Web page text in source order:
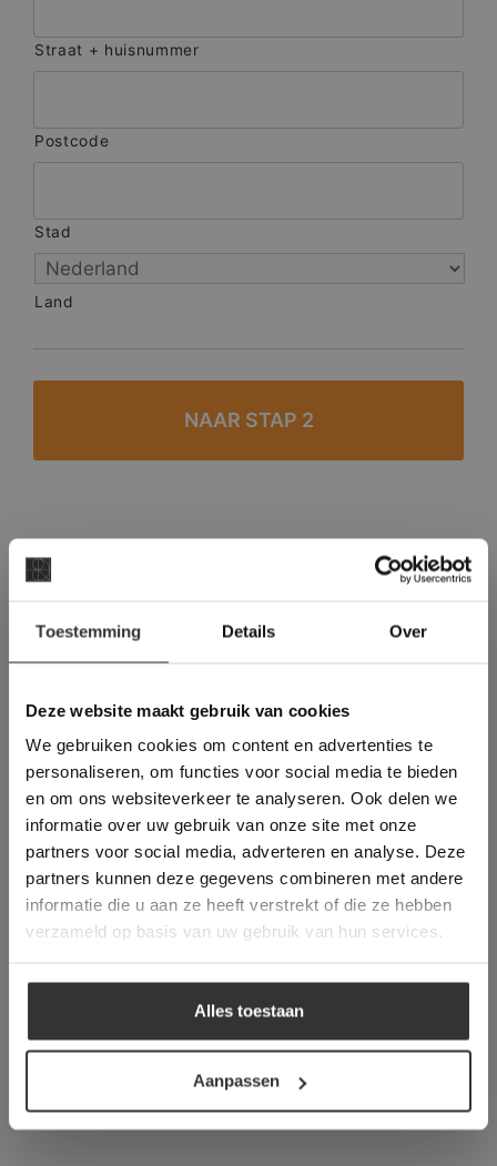
Toestemming Details Over
Deze website maakt gebruik van cookies
We gebruiken cookies om content en advertenties te
personaliseren, om functies voor social media te bieden
en om ons websiteverkeer te analyseren. Ook delen we
informatie over uw gebruik van onze site met onze
partners voor social media, adverteren en analyse. Deze
partners kunnen deze gegevens combineren met andere
informatie die u aan ze heeft verstrekt of die ze hebben
verzameld op basis van uw gebruik van hun services.
Alles toestaan
Aanpassen
Straat + huisnummer
Postcode
Stad
Land
#1 in de categorie vloeren op Trustpilot
Binnen 24 uur een passende offerte
Meer dan 500 m2 showroom
Deze website maakt
gebruik van cookies.
This Cookie Banner was deleted and is no
longer working. Please contact the website
administrator.
Deze website gebruikt cookies om de
gebruikerservaring te verbeteren. Door
gebruik te maken van onze website geeft u
toestemming voor alle cookies in
overeenstemming met ons cookiebeleid.Lees
verder
ALLES ACCEPTEREN
ALLES AFWIJZEN
DETAILS WEERGEVEN